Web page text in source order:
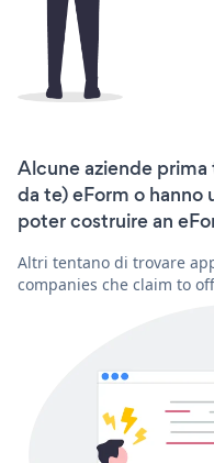
Alcune aziende
da te) eForm o
poter costruire an
Altri tentano di trovare
companies che claim to